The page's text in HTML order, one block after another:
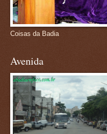
Coisas da Badia
Avenida